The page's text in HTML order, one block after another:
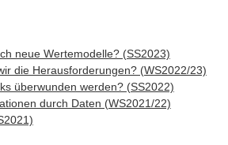
neue Wertemodelle? (SS2023)
die Herausforderungen? (WS2022/23)
überwunden werden? (SS2022)
durch Daten (WS2021/22)